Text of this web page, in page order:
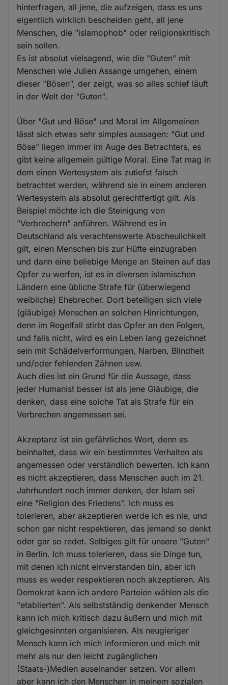
hinterfragen, all jene, die aufzeigen, dass es uns
eigentlich wirklich bescheiden geht, all jene
Menschen, die "islamophob" oder religionskritisch
sein sollen.
Es ist absolut vielsagend, wie die "Guten" mit
Menschen wie Julien Assange umgehen, einem
dieser "Bösen", der zeigt, was so alles schief läuft
in der Welt der "Guten".
Über "Gut und Böse" und Moral im Allgemeinen
lässt sich etwas sehr simples aussagen: "Gut und
Böse" liegen immer im Auge des Betrachters, es
gibt keine allgemein gültige Moral. Eine Tat mag in
dem einen Wertesystem als zutiefst falsch
betrachtet werden, während sie in einem anderen
Wertesystem als absolut gerechtfertigt gilt. Als
Beispiel möchte ich die Steinigung von
"Verbrechern" anführen. Während es in
Deutschland als verachtenswerte Abscheulichkeit
gilt, einen Menschen bis zur Hüfte einzugraben
und dann eine beliebige Menge an Steinen auf das
Opfer zu werfen, ist es in diversen islamischen
Ländern eine übliche Strafe für (überwiegend
weibliche) Ehebrecher. Dort beteiligen sich viele
(gläubige) Menschen an solchen Hinrichtungen,
denn im Regelfall stirbt das Opfer an den Folgen,
und falls nicht, wird es ein Leben lang gezeichnet
sein mit Schädelverformungen, Narben, Blindheit
und/oder fehlenden Zähnen usw.
Auch dies ist ein Grund für die Aussage, dass
jeder Humanist besser ist als jene Gläubige, die
denken, dass eine solche Tat als Strafe für ein
Verbrechen angemessen sei.
Akzeptanz ist ein gefährliches Wort, denn es
beinhaltet, dass wir ein bestimmtes Verhalten als
angemessen oder verständlich bewerten. Ich kann
es nicht akzeptieren, dass Menschen auch im 21.
Jahrhundert noch immer denken, der Islam sei
eine "Religion des Friedens". Ich muss es
tolerieren, aber akzeptieren werde ich es nie, und
schon gar nicht respektieren, das jemand so denkt
oder gar so redet. Selbiges gilt für unsere "Guten"
in Berlin. Ich muss tolerieren, dass sie Dinge tun,
mit denen ich nicht einverstanden bin, aber ich
muss es weder respektieren noch akzeptieren. Als
Demokrat kann ich andere Parteien wählen als die
"etablierten". Als selbstständig denkender Mensch
kann ich mich kritisch dazu äußern und mich mit
gleichgesinnten organisieren. Als neugieriger
Mensch kann ich mich informieren und mich mit
mehr als nur den leicht zugänglichen
(Staats-)Medien auseinander setzen. Vor allem
aber kann ich den Menschen in meinem sozialen